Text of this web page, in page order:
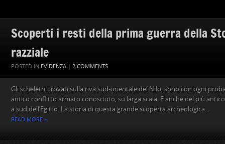
Scoperti i resti della prima guerra della
razziale
POSTED IN EVIDENZA | 2 COMMENTS
Gli scheletri, trovati sulla riva sud-orientale del Nilo, sono con ogni
antico conflitto armato conosciuto, su larga scala. E anche del più
a sud dell’Egitto. La storia di questa grande scoperta archeologica...
READ MORE »